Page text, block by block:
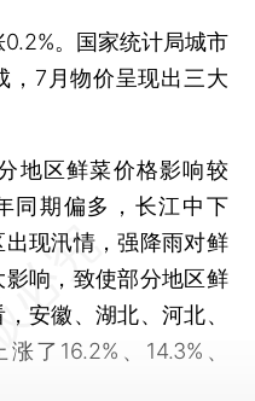
。国家统计局城市
，7月物价呈现出三大
区鲜菜价格影响较
同期偏多，长江中下
现汛情，强降雨对鲜
响，致使部分地区鲜
安徽、湖北、河北、
了16.2%、14.3%、